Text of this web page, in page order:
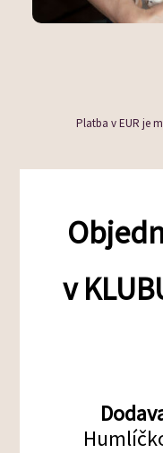
Platba v EUR je
v